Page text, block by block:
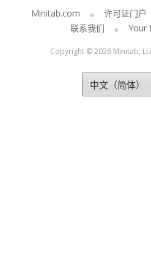
Minitab.com 许可证门户
联系我们
Your
Copyright © 2026 Minitab,